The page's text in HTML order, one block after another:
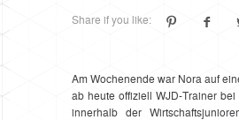
Share if you like:
Am Wochenende war Nora auf
ab heute offiziell WJD-Trainer
innerhalb der